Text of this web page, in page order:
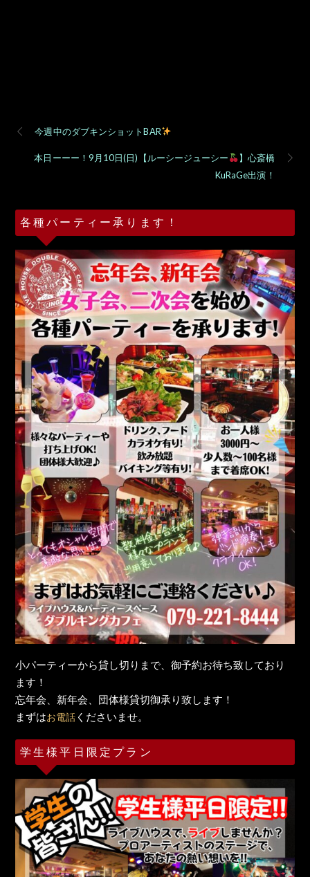
今週中のダブキンショットBAR
本日ーーー！9月10日(日)【ルーシージューシー
】心斎橋
KuRaGe出演！
各種パーティー承ります！
小パーティーから貸し切りまで、御予約お待ち致しており
ます！
忘年会、新年会、団体様貸切御承り致します！
まずはお電話 くださいませ。
学生様平日限定プラン